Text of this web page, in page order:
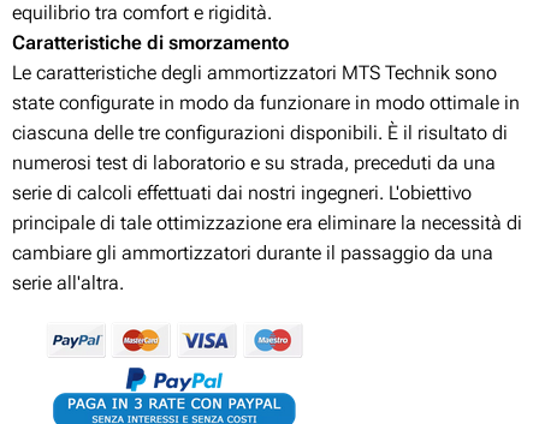
equilibrio tra comfort e rigidità.
Caratteristiche di smorzamento
Le caratteristiche degli ammortizzatori MTS Technik sono
state configurate in modo da funzionare in modo ottimale in
ciascuna delle tre configurazioni disponibili. È il risultato di
numerosi test di laboratorio e su strada, preceduti da una
serie di calcoli effettuati dai nostri ingegneri. L'obiettivo
principale di tale ottimizzazione era eliminare la necessità di
cambiare gli ammortizzatori durante il passaggio da una
serie all'altra.